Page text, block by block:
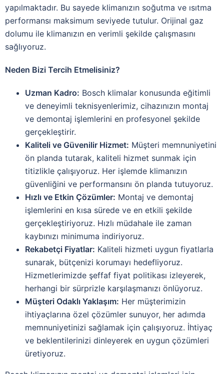
yapılmaktadır. Bu sayede klimanızın soğutma ve ısıtma
performansı maksimum seviyede tutulur. Orijinal gaz
dolumu ile klimanızın en verimli şekilde çalışmasını
sağlıyoruz.
Neden Bizi Tercih Etmelisiniz?
Uzman Kadro: Bosch klimalar konusunda eğitimli
ve deneyimli teknisyenlerimiz, cihazınızın montaj
ve demontaj işlemlerini en profesyonel şekilde
gerçekleştirir.
Kaliteli ve Güvenilir Hizmet: Müşteri memnuniyetini
ön planda tutarak, kaliteli hizmet sunmak için
titizlikle çalışıyoruz. Her işlemde klimanızın
güvenliğini ve performansını ön planda tutuyoruz.
Hızlı ve Etkin Çözümler: Montaj ve demontaj
işlemlerini en kısa sürede ve en etkili şekilde
gerçekleştiriyoruz. Hızlı müdahale ile zaman
kaybınızı minimuma indiriyoruz.
Rekabetçi Fiyatlar: Kaliteli hizmeti uygun fiyatlarla
sunarak, bütçenizi korumayı hedefliyoruz.
Hizmetlerimizde şeffaf fiyat politikası izleyerek,
herhangi bir sürprizle karşılaşmanızı önlüyoruz.
Müşteri Odaklı Yaklaşım: Her müşterimizin
ihtiyaçlarına özel çözümler sunuyor, her adımda
memnuniyetinizi sağlamak için çalışıyoruz. İhtiyaç
ve beklentilerinizi dinleyerek en uygun çözümleri
üretiyoruz.